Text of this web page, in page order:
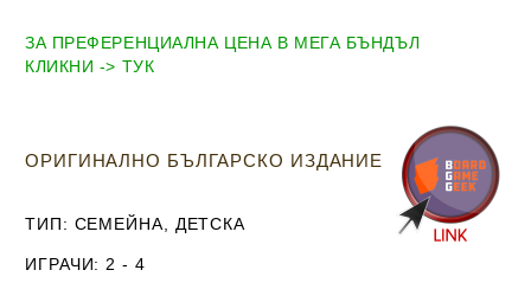
ЗА ПРЕФЕРЕНЦИАЛНА ЦЕНА В МЕГА БЪНДЪЛ
КЛИКНИ -> ТУК
ОРИГИНАЛНО БЪЛГАРСКО ИЗДАНИЕ
ТИП: СЕМЕЙНА, ДЕТСКА
ИГРАЧИ: 2 - 4